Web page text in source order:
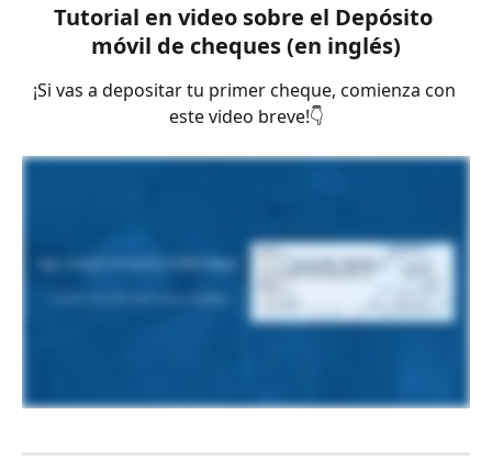
Tutorial en video sobre el Depósito
móvil de cheques (en inglés)
¡Si vas a depositar tu primer cheque, comienza con
este video breve!👇